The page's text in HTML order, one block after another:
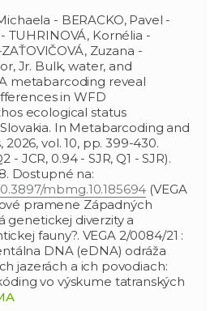
- BERACKO, Pavel -
TUHRINOVÁ, Kornélia -
Zuzana -
Jr. Bulk, water, and
metabarcoding reveal
in WFD
ecological status
In Metabarcoding and
vol. 10, pp. 399-430.
- JCR, 0.94 - SJR, Q1 - SJR).
Dostupné na:
mbmg.10.185694 (VEGA
pramene Západných
genetickej diverzity a
fauny?. VEGA 2/0084/21 :
DNA (eDNA) odráža
jazerách a ich povodiach:
vo výskume tatranských